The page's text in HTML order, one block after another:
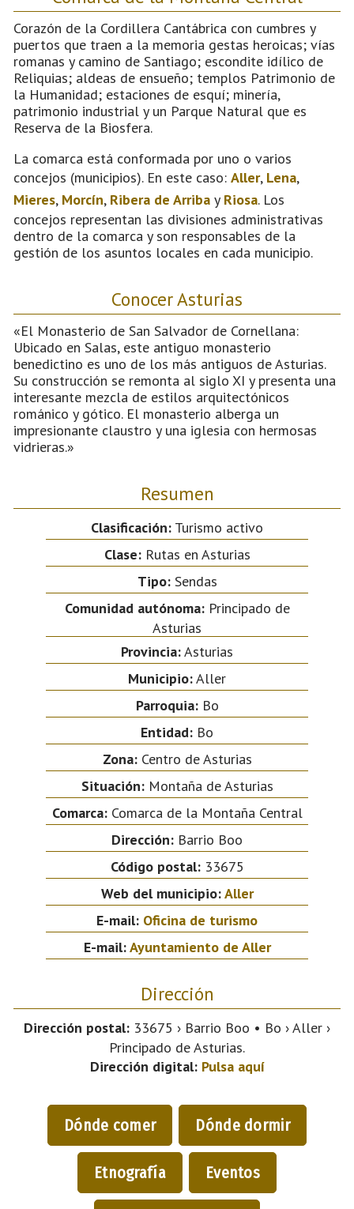
Corazón de la Cordillera Cantábrica con cumbres y
puertos que traen a la memoria gestas heroicas; vías
romanas y camino de Santiago; escondite idílico de
Reliquias; aldeas de ensueño; templos Patrimonio de
la Humanidad; estaciones de esquí; minería,
patrimonio industrial y un Parque Natural que es
Reserva de la Biosfera.
La comarca está conformada por uno o varios
concejos (municipios). En este caso: Aller, Lena,
Mieres, Morcín, Ribera de Arriba y Riosa. Los
concejos representan las divisiones administrativas
dentro de la comarca y son responsables de la
gestión de los asuntos locales en cada municipio.
Conocer Asturias
«El Monasterio de San Salvador de Cornellana:
Ubicado en Salas, este antiguo monasterio
benedictino es uno de los más antiguos de Asturias.
Su construcción se remonta al siglo XI y presenta una
interesante mezcla de estilos arquitectónicos
románico y gótico. El monasterio alberga un
impresionante claustro y una iglesia con hermosas
vidrieras.»
Resumen
Clasificación: Turismo activo
Clase:Rutas en Asturias
Tipo:Sendas
Comunidad autónoma:Principado de
Asturias
Provincia:Asturias
Municipio:Aller
Parroquia:Bo
Entidad: Bo
Zona:Centro de Asturias
Situación:Montaña de Asturias
Comarca:Comarca de la Montaña Central
Dirección: Barrio Boo
Código postal:33675
Web del municipio:Aller
E-mail: Oficina de turismo
E-mail:Ayuntamiento de Aller
Dirección
Dirección postal: 33675 › Barrio Boo • Bo › Aller ›
Principado de Asturias.
Dirección digital: Pulsa aquí
Dónde comer Dónde dormir
Etnografía Eventos